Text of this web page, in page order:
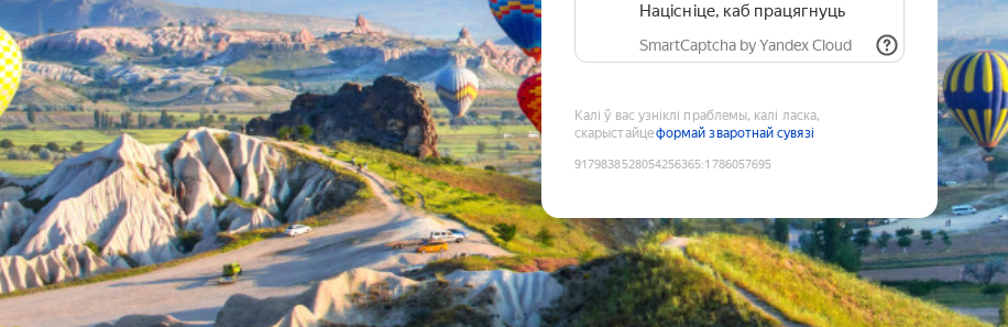
Націсніце, каб працягнуць
SmartCaptcha by Yandex Cloud
Калі ў вас узніклі праблемы, калі ласка,
скарыстайцеформай зваротнай сувязі
9179838528054256365:1786057695